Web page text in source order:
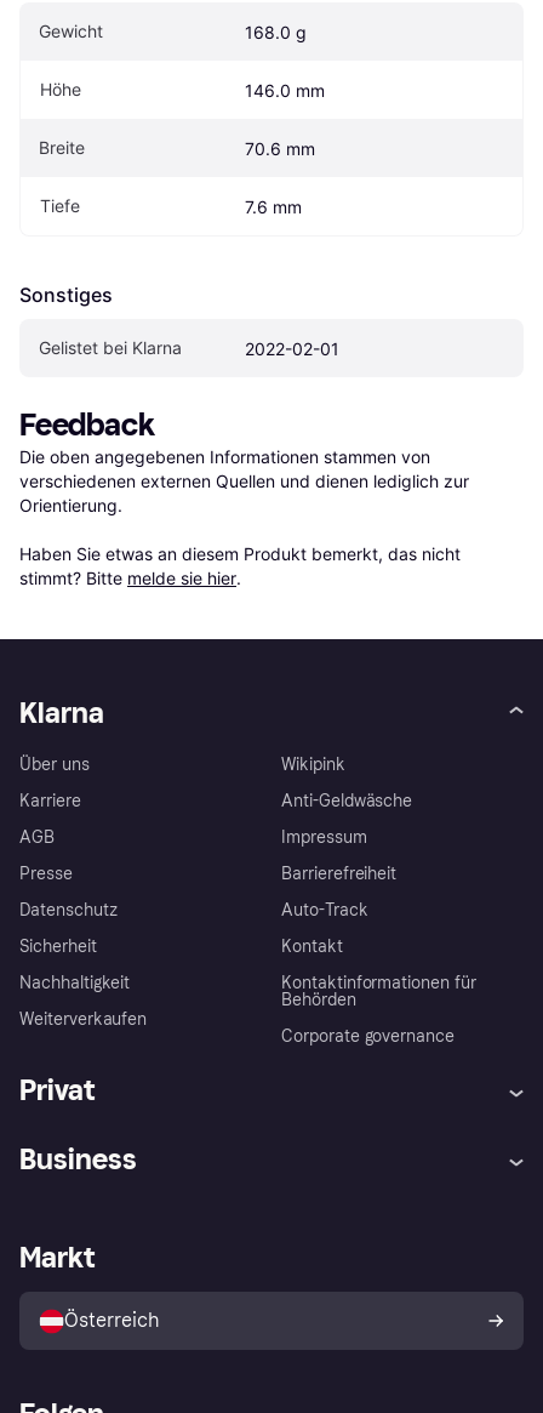
Gewicht 168.0 g
Höhe 146.0 mm
Breite 70.6 mm
Tiefe 7.6 mm
Sonstiges
Gelistet bei Klarna 2022-02-01
Feedback
Die oben angegebenen Informationen stammen von
verschiedenen externen Quellen und dienen lediglich zur
Orientierung.
Haben Sie etwas an diesem Produkt bemerkt, das nicht
stimmt? Bitte melde sie hier.
Klarna
Über uns
Karriere
AGB
Presse
Datenschutz
Sicherheit
Nachhaltigkeit
Weiterverkaufen
Wikipink
Anti-Geldwäsche
Impressum
Barrierefreiheit
Auto-Track
Kontakt
Kontaktinformationen für
Behörden
Corporate governance
Privat
Shops entdecken
Business
Händlerportal
Markt
Österreich